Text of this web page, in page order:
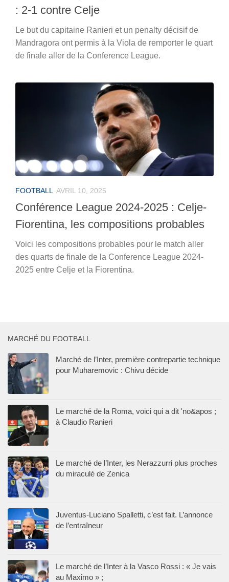
: 2-1 contre Celje
Le but du capitaine Ranieri et un penalty décisif de
Mandragora ont permis à la Viola de remporter le quart
de finale aller de la Conference League.
FOOTBALL AVRIL 10, 2025
Conférence League 2024-2025 : Celje-
Fiorentina, les compositions probables
Voici les compositions probables pour le match aller
des quarts de finale de la Conference League 2024-
2025 entre Celje et la Fiorentina.
MARCHÉ DU FOOTBALL
Marché de l’Inter, première contrepartie technique
pour Muharemovic : Chivu décide
Le marché de la Roma, voici qui a dit 'no&apos ;
à Claudio Ranieri
Le marché de l’Inter, les Nerazzurri plus proches
du miraculé de Zenica
Juventus-Luciano Spalletti, c’est fait. L’annonce
de l’entraîneur
Le marché de l’Inter à la Vasco Rossi : « Je vais
au Maximo » ;